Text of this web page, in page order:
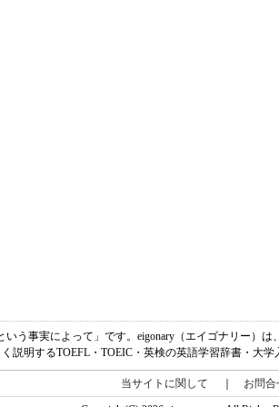
いう事実によって」です。eigonary（エイゴナリー）
説明するTOEFL・TOEIC・英検の英語学習辞書・大学
当サイトに関して お問合